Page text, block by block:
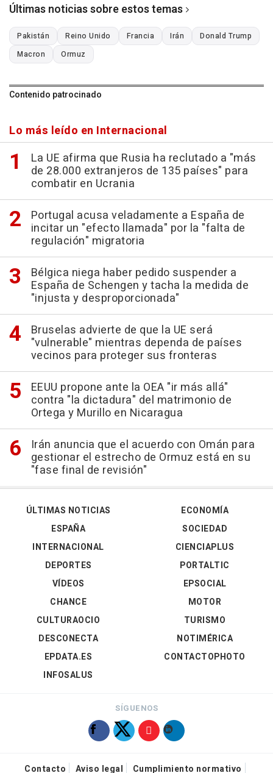
Últimas noticias sobre estos temas
Pakistán Reino Unido Francia Irán
Donald Trump
Macron
Ormuz
Contenido patrocinado
Lo más leído en Internacional
La UE afirma que Rusia ha reclutado a "más
de 28.000 extranjeros de 135 países" para
combatir en Ucrania
Portugal acusa veladamente a España de
incitar un "efecto llamada" por la "falta de
regulación" migratoria
Bélgica niega haber pedido suspender a
España de Schengen y tacha la medida de
"injusta y desproporcionada"
Bruselas advierte de que la UE será
"vulnerable" mientras dependa de países
vecinos para proteger sus fronteras
EEUU propone ante la OEA "ir más allá"
contra "la dictadura" del matrimonio de
Ortega y Murillo en Nicaragua
Irán anuncia que el acuerdo con Omán para
gestionar el estrecho de Ormuz está en su
"fase final de revisión"
ÚLTIMAS NOTICIAS
ESPAÑA
INTERNACIONAL
DEPORTES
VÍDEOS
ECONOMÍA
SOCIEDAD
CIENCIAPLUS
PORTALTIC
EPSOCIAL
CHANCE
CULTURAOCIO
DESCONECTA
EPDATA.ES
INFOSALUS
MOTOR
TURISMO
NOTIMÉRICA
CONTACTOPHOTO
SÍGUENOS
Contacto Aviso legal Cumplimiento normativo